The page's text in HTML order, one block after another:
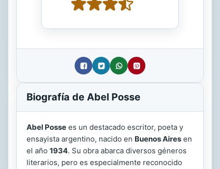
Biografía de Abel Posse
Abel Posse es un destacado escritor, poeta y
ensayista argentino, nacido en Buenos Aires en
el año 1934. Su obra abarca diversos géneros
literarios, pero es especialmente reconocido